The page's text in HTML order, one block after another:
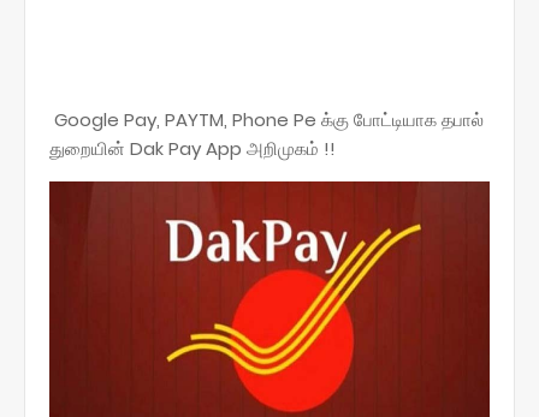
Google Pay, PAYTM, Phone Pe க்கு போட்டியாக தபால்
துறையின் Dak Pay App அறிமுகம் !!